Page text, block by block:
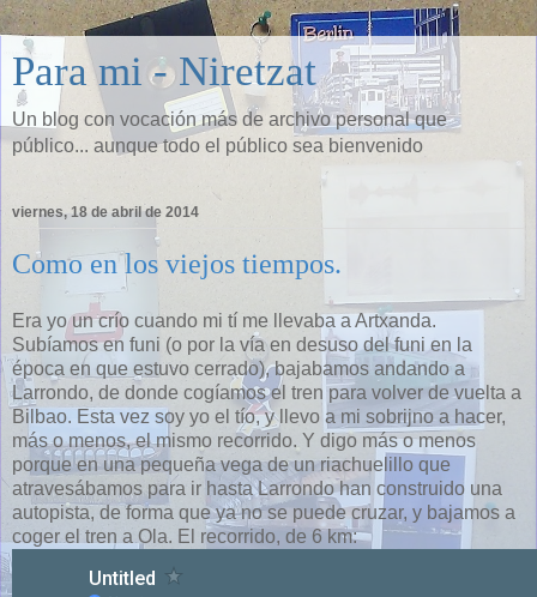
Para mi - Niretzat
Un blog con vocación más de archivo personal que
público... aunque todo el público sea bienvenido
viernes, 18 de abril de 2014
Como en los viejos tiempos.
Era yo un crío cuando mi tí me llevaba a Artxanda.
Subíamos en funi (o por la vía en desuso del funi en la
época en que estuvo cerrado), bajabamos andando a
Larrondo, de donde cogíamos el tren para volver de vuelta a
Bilbao. Esta vez soy yo el tío, y llevo a mi sobrijno a hacer,
más o menos, el mismo recorrido. Y digo más o menos
porque en una pequeña vega de un riachuelillo que
atravesábamos para ir hasta Larrondo han construido una
autopista, de forma que ya no se puede cruzar, y bajamos a
coger el tren a Ola. El recorrido, de 6 km: